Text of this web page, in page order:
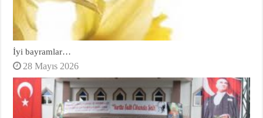
İyi bayramlar…
28 Mayıs 2026